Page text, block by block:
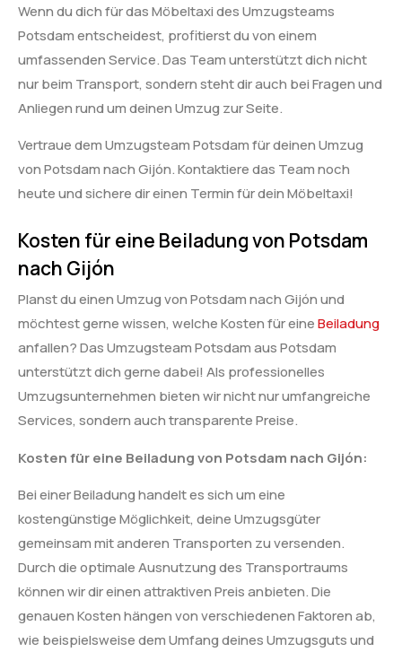
Wenn du dich für das Möbeltaxi des Umzugsteams
Potsdam entscheidest, profitierst du von einem
umfassenden Service. Das Team unterstützt dich nicht
nur beim Transport, sondern steht dir auch bei Fragen und
Anliegen rund um deinen Umzug zur Seite.
Vertraue dem Umzugsteam Potsdam für deinen Umzug
von Potsdam nach Gijón. Kontaktiere das Team noch
heute und sichere dir einen Termin für dein Möbeltaxi!
Kosten für eine Beiladung von Potsdam
nach Gijón
Planst du einen Umzug von Potsdam nach Gijón und
möchtest gerne wissen, welche Kosten für eineBeiladung
anfallen? Das Umzugsteam Potsdam aus Potsdam
unterstützt dich gerne dabei! Als professionelles
Umzugsunternehmen bieten wir nicht nur umfangreiche
Services, sondern auch transparente Preise.
Kosten für eine Beiladung von Potsdam nach Gijón:
Bei einer Beiladung handelt es sich um eine
kostengünstige Möglichkeit, deine Umzugsgüter
gemeinsam mit anderen Transporten zu versenden.
Durch die optimale Ausnutzung des Transportraums
können wir dir einen attraktiven Preis anbieten. Die
genauen Kosten hängen von verschiedenen Faktoren ab,
wie beispielsweise dem Umfang deines Umzugsguts und